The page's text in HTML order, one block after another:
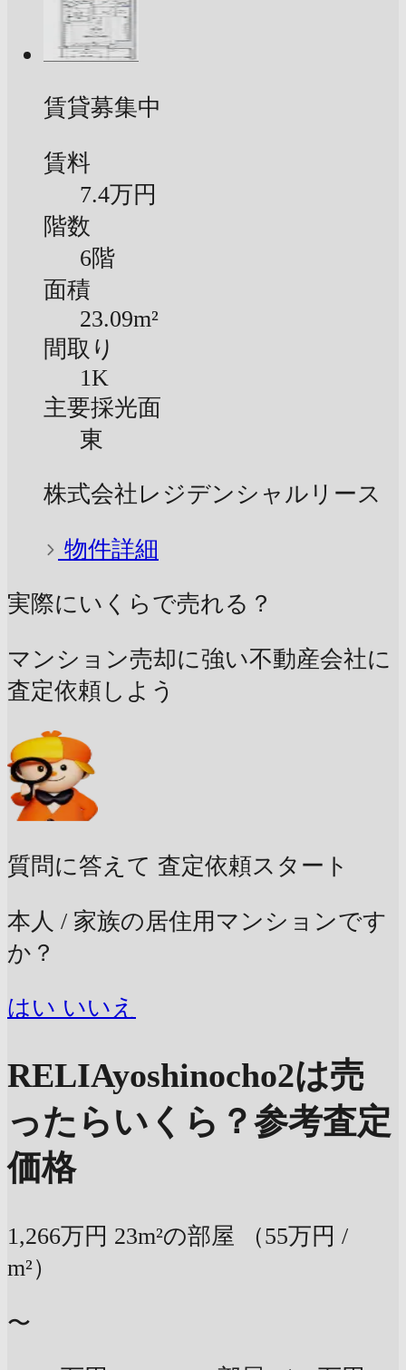
賃貸募集中
賃料
7.4万円
階数
6階
面積
23.09m²
間取り
1K
主要採光面
東
株式会社レジデンシャルリース
物件詳細
実際にいくらで売れる？
マンション売却に強い不動産会社に
査定依頼しよう
質問に答えて 査定依頼スタート
本人 / 家族の居住用マンションです
か？
はい いいえ
RELIAyoshinocho2は売
ったらいくら？参考査定
価格
1,266万円 23m²の部屋
（55万円 /
m²）
〜